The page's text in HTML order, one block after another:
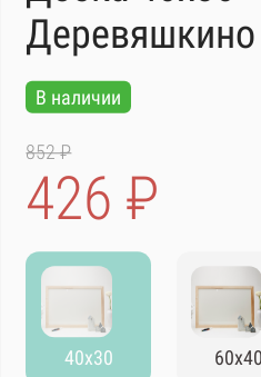
В наличии
852 ₽
426 ₽
40х30 60х40